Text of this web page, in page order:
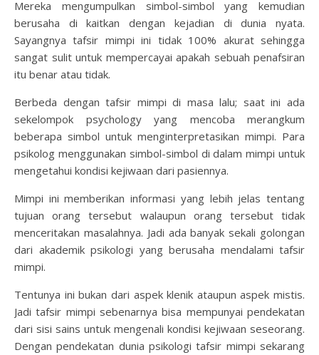
Mereka mengumpulkan simbol-simbol yang kemudian
berusaha di kaitkan dengan kejadian di dunia nyata.
Sayangnya tafsir mimpi ini tidak 100% akurat sehingga
sangat sulit untuk mempercayai apakah sebuah penafsiran
itu benar atau tidak.
Berbeda dengan tafsir mimpi di masa lalu; saat ini ada
sekelompok psychology yang mencoba merangkum
beberapa simbol untuk menginterpretasikan mimpi. Para
psikolog menggunakan simbol-simbol di dalam mimpi untuk
mengetahui kondisi kejiwaan dari pasiennya.
Mimpi ini memberikan informasi yang lebih jelas tentang
tujuan orang tersebut walaupun orang tersebut tidak
menceritakan masalahnya. Jadi ada banyak sekali golongan
dari akademik psikologi yang berusaha mendalami tafsir
mimpi.
Tentunya ini bukan dari aspek klenik ataupun aspek mistis.
Jadi tafsir mimpi sebenarnya bisa mempunyai pendekatan
dari sisi sains untuk mengenali kondisi kejiwaan seseorang.
Dengan pendekatan dunia psikologi tafsir mimpi sekarang